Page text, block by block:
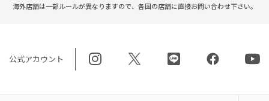
海外店舗は一部ルールが異なりますので、 各国の店舗に直接お問い合わせ下さい。
公式アカウント